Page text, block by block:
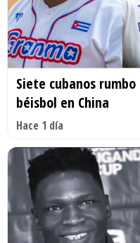
Siete cubanos
béisbol en China
Hace 1 día